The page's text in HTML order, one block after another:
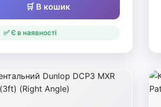
🛒 В кошик
✅ Є в наявності